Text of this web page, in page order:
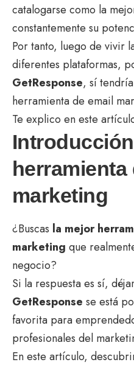
catalogarse como la
constantemente su
Por tanto, luego de vivir
diferentes plataformas,
GetResponse, sí
herramienta de email
Te explico en este
herramienta
marketing
¿Buscas la mejor
marketing que
negocio?
Si la respuesta es sí,
GetResponse se está
favorita para
profesionales del
En este artículo,